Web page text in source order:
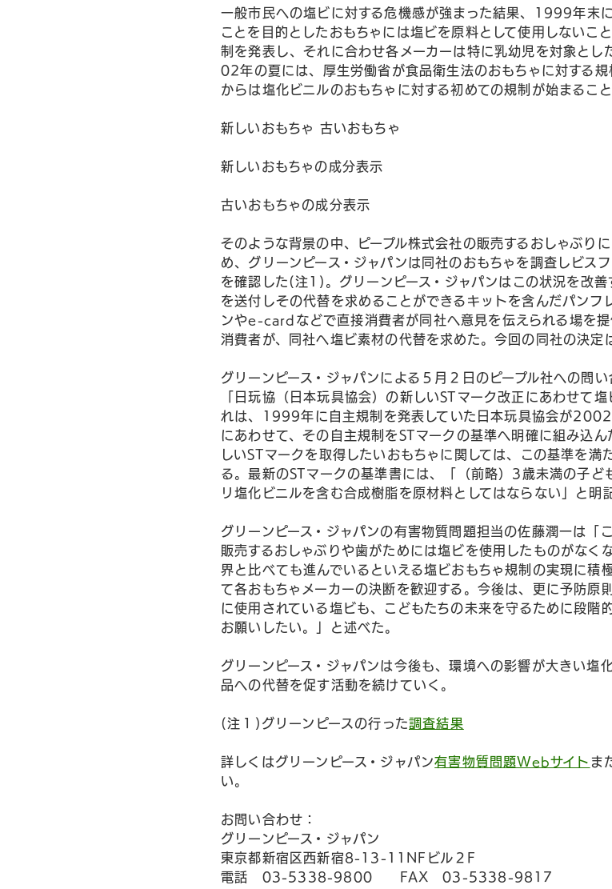
一般市民への塩ビに対する危機感が強まった結果、1999年末
ことを目的としたおもちゃには塩ビを原料として使用しないこ
制を発表し、それに合わせ各メーカーは特に乳幼児を対象と
02年の夏には、厚生労働省が食品衛生法のおもちゃに対する
からは塩化ビニルのおもちゃに対する初めての規制が始まること
新しいおもちゃ 古いおもちゃ
新しいおもちゃの成分表示
古いおもちゃの成分表示
そのような背景の中、ピープル株式会社の販売するおしゃぶり
め、グリーンピース・ジャパンは同社のおもちゃを調査しビス
を確認した(注1)。グリーンピース・ジャパンはこの状況を改
を送付しその代替を求めることができるキットを含んだパンフ
ンやe-cardなどで直接消費者が同社へ意見を伝えられる場を
消費者が、同社へ塩ビ素材の代替を求めた。今回の同社の決定
グリーンピース・ジャパンによる５月２日のピープル社への問
「日玩協（日本玩具協会）の新しいSTマーク改正にあわせて
れは、1999年に自主規制を発表していた日本玩具協会が
にあわせて、その自主規制をSTマークの基準へ明確に組み込
しいSTマークを取得したいおもちゃに関しては、この基準を満
る。最新のSTマークの基準書には、「（前略）3歳未満の子ど
リ塩化ビニルを含む合成樹脂を原材料としてはならない」と明
グリーンピース・ジャパンの有害物質問題担当の佐藤潤一は「
販売するおしゃぶりや歯がためには塩ビを使用したものがなく
界と比べても進んでいるといえる塩ビおもちゃ規制の実現に積
て各おもちゃメーカーの決断を歓迎する。今後は、更に予防原
に使用されている塩ビも、こどもたちの未来を守るために段階
お願いしたい。」と述べた。
グリーンピース・ジャパンは今後も、環境への影響が大きい塩
品への代替を促す活動を続けていく。
(注１)グリーンピースの行った調査結果
詳しくはグリーンピース・ジャパン有害物質問題Webサイト ま
い。
お問い合わせ：
グリーンピース・ジャパン
東京都新宿区西新宿8-13-11NFビル２F
電話 03-5338-9800 FAX 03-5338-9817